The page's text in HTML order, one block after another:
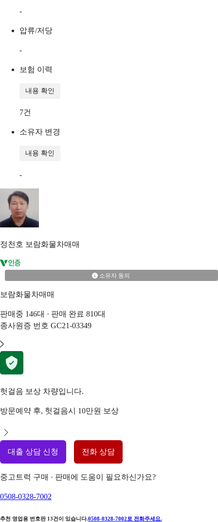
-
압류/저당
-
보험 이력
내용 확인
7건
소유자 변경
내용 확인
-
정천호 보람화물차매매
소유자 동의
보람화물차매매
판매중 146대 · 판매 완료 810대
종사원증 번호 GC21-03349
헛걸음 보상 차량입니다.
방문예약 후, 헛걸음시 10만원 보상
대출 상담 신청 전화 상담
중고트럭 구매 · 판매에 도움이 필요하신가요?
0508-0328-7002
추천 영업용 번호판 13건이 있습니다.0508-0328-7002 로 전화주세요.